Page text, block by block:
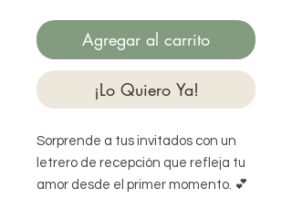
Agregar al carrito
¡Lo Quiero Ya!
Sorprende a tus invitados con un
letrero de recepción que refleja tu
amor desde el primer momento. 💕